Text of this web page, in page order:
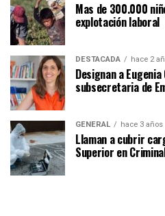
Mas de 300.000
explotación laboral
DESTACADA hace 2
Designan a
subsecretaria de
GENERAL hace 3 años
Llaman a cubrir
Superior en